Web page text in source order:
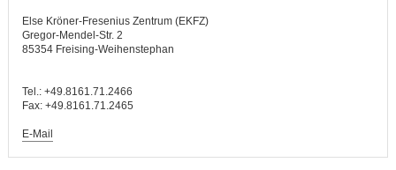
Else Kröner-Fresenius Zentrum (EKFZ)
Gregor-Mendel-Str. 2
85354 Freising-Weihenstephan
Tel.: +49.8161.71.2466
Fax: +49.8161.71.2465
E-Mail